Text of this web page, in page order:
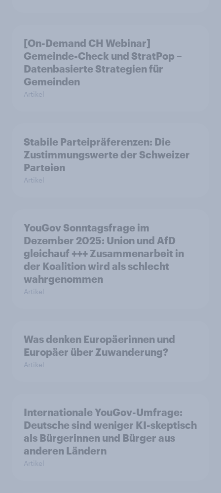
[On-Demand CH Webinar]
Gemeinde-Check und StratPop –
Datenbasierte Strategien für
Gemeinden
Artikel
Stabile Parteipräferenzen: Die
Zustimmungswerte der Schweizer
Parteien
Artikel
YouGov Sonntagsfrage im
Dezember 2025: Union und AfD
gleichauf +++ Zusammenarbeit in
der Koalition wird als schlecht
wahrgenommen
Artikel
Was denken Europäerinnen und
Europäer über Zuwanderung?
Artikel
Internationale YouGov-Umfrage:
Deutsche sind weniger KI-skeptisch
als Bürgerinnen und Bürger aus
anderen Ländern
Artikel